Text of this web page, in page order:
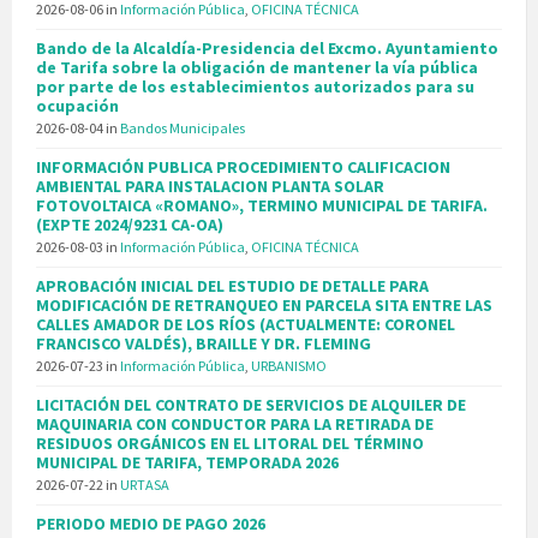
2026-08-06 in Información Pública, OFICINA TÉCNICA
Bando de la Alcaldía-Presidencia del Excmo. Ayuntamiento
de Tarifa sobre la obligación de mantener la vía pública
por parte de los establecimientos autorizados para su
ocupación
2026-08-04 in Bandos Municipales
INFORMACIÓN PUBLICA PROCEDIMIENTO CALIFICACION
AMBIENTAL PARA INSTALACION PLANTA SOLAR
FOTOVOLTAICA «ROMANO», TERMINO MUNICIPAL DE TARIFA.
(EXPTE 2024/9231 CA-OA)
2026-08-03 in Información Pública, OFICINA TÉCNICA
APROBACIÓN INICIAL DEL ESTUDIO DE DETALLE PARA
MODIFICACIÓN DE RETRANQUEO EN PARCELA SITA ENTRE LAS
CALLES AMADOR DE LOS RÍOS (ACTUALMENTE: CORONEL
FRANCISCO VALDÉS), BRAILLE Y DR. FLEMING
2026-07-23 in Información Pública, URBANISMO
LICITACIÓN DEL CONTRATO DE SERVICIOS DE ALQUILER DE
MAQUINARIA CON CONDUCTOR PARA LA RETIRADA DE
RESIDUOS ORGÁNICOS EN EL LITORAL DEL TÉRMINO
MUNICIPAL DE TARIFA, TEMPORADA 2026
2026-07-22 in URTASA
PERIODO MEDIO DE PAGO 2026